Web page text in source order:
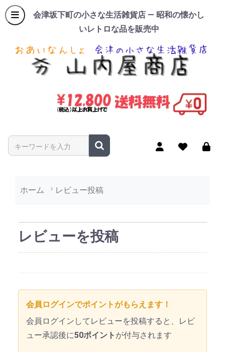
会津坂下町の小さな生活雑貨店 — 昭和の懐かし
いレトロな品を販売中
商品名やキーワードを入力
ホーム レビュー投稿
レビューを投稿
会員ログインでポイントがもらえます！
会員ログインしてレビューを投稿すると、レビ
ュー承認後に50ポイント が付与されます